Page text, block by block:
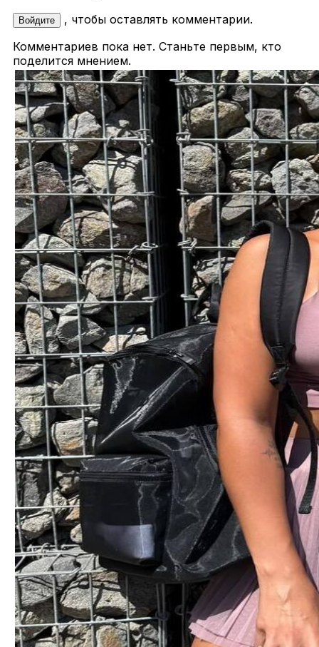
Войдите
, чтобы оставлять комментарии.
Комментариев пока нет. Станьте первым, кто
поделится мнением.